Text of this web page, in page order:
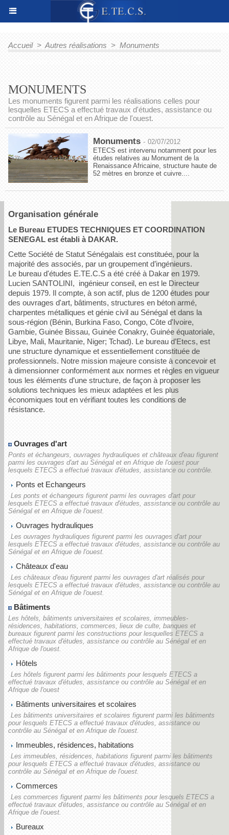
Accueil > Autres réalisations > Monuments
MONUMENTS
Les monuments figurent parmi les réalisations celles pour
lesquelles ETECS a effectué travaux d'études, assistance ou
contrôle au Sénégal et en Afrique de l'ouest.
Monuments - 02/07/2012
ETECS est intervenu notamment pour les
études relatives au Monument de la
Renaissance Africaine, structure haute de
52 mètres en bronze et cuivre....
Organisation générale
Le Bureau ETUDES TECHNIQUES ET COORDINATION
SENEGAL est établi à DAKAR.
Cette Société de Statut Sénégalais est constituée, pour la
majorité des associés, par un groupement d’ingénieurs.
Le bureau d'études E.TE.C.S a été créé à Dakar en 1979.
Lucien SANTOLINI, ingénieur conseil, en est le Directeur
depuis 1979. Il compte, à son actif, plus de 1200 études pour
des ouvrages d'art, bâtiments, structures en béton armé,
charpentes métalliques et génie civil au Sénégal et dans la
sous-région (Bénin, Burkina Faso, Congo, Côte d'Ivoire,
Gambie, Guinée Bissau, Guinée Conakry, Guinée équatoriale,
Libye, Mali, Mauritanie, Niger; Tchad). Le bureau d’Etecs, est
une structure dynamique et essentiellement constituée de
professionnels. Notre mission majeure consiste à concevoir et
à dimensionner conformément aux normes et règles en vigueur
tous les éléments d’une structure, de façon à proposer les
solutions techniques les mieux adaptées et les plus
économiques tout en vérifiant toutes les conditions de
résistance.
Ouvrages d'art
Ponts et échangeurs, ouvrages hydrauliques et châteaux d'eau figurent
parmi les ouvrages d'art au Sénégal et en Afrique de l'ouest pour
lesquels ETECS a effectué travaux d'études, assistance ou contrôle.
Ponts et Echangeurs
Les ponts et échangeurs figurent parmi les ouvrages d'art pour
lesquels ETECS a effectué travaux d'études, assistance ou contrôle au
Sénégal et en Afrique de l'ouest.
Ouvrages hydrauliques
Les ouvrages hydrauliques figurent parmi les ouvrages d'art pour
lesquels ETECS a effectué travaux d'études, assistance ou contrôle au
Sénégal et en Afrique de l'ouest.
Châteaux d'eau
Les châteaux d'eau figurent parmi les ouvrages d'art réalisés pour
lesquels ETECS a effectué travaux d'études, assistance ou contrôle au
Sénégal et en Afrique de l'ouest.
Bâtiments
Les hôtels, bâtiments universitaires et scolaires, immeubles-
résidences, habitations, commerces, lieux de culte, banques et
bureaux figurent parmi les constructions pour lesquelles ETECS a
effectué travaux d'études, assistance ou contrôle au Sénégal et en
Afrique de l'ouest.
Hôtels
Les hôtels figurent parmi les bâtiments pour lesquels ETECS a
effectué travaux d'études, assistance ou contrôle au Sénégal et en
Afrique de l'ouest
Bâtiments universitaires et scolaires
Les bâtiments universitaires et scolaires figurent parmi les bâtiments
pour lesquels ETECS a effectué travaux d'études, assistance ou
contrôle au Sénégal et en Afrique de l'ouest.
Immeubles, résidences, habitations
Les immeubles, résidences, habitations figurent parmi les bâtiments
pour lesquels ETECS a effectué travaux d'études, assistance ou
contrôle au Sénégal et en Afrique de l'ouest.
Commerces
Les commerces figurent parmi les bâtiments pour lesquels ETECS a
effectué travaux d'études, assistance ou contrôle au Sénégal et en
Afrique de l'ouest.
Bureaux